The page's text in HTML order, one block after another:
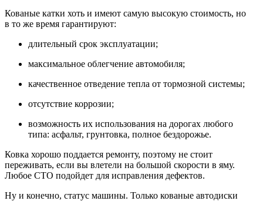
Кованые катки хоть и имеют самую высокую стоимость, но
в то же время гарантируют:
длительный срок эксплуатации;
максимальное облегчение автомобиля;
качественное отведение тепла от тормозной системы;
отсутствие коррозии;
возможность их использования на дорогах любого
типа: асфальт, грунтовка, полное бездорожье.
Ковка хорошо поддается ремонту, поэтому не стоит
переживать, если вы влетели на большой скорости в яму.
Любое СТО подойдет для исправления дефектов.
Ну и конечно, статус машины. Только кованые автодиски